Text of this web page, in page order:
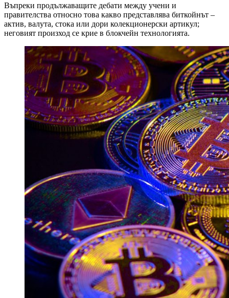
Въпреки продължаващите дебати между учени и
правителства относно това какво представлява биткойнът –
актив, валута, стока или дори колекционерски артикул;
неговият произход се крие в блокчейн технологията.